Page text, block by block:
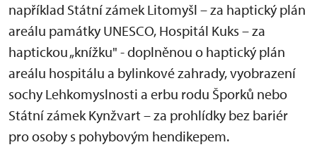
například Státní zámek Litomyšl – za haptický plán
areálu památky UNESCO, Hospitál Kuks – za
haptickou „knížku" - doplněnou o haptický plán
areálu hospitálu a bylinkové zahrady, vyobrazení
sochy Lehkomyslnosti a erbu rodu Šporků nebo
Státní zámek Kynžvart – za prohlídky bez bariér
pro osoby s pohybovým hendikepem.